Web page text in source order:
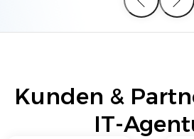
Kunden &
IT-